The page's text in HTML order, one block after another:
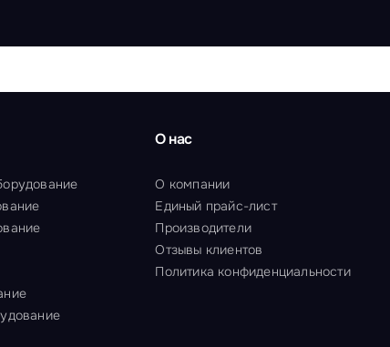
О нас
О компании
Единый прайс-лист
Производители
Отзывы клиентов
Политика конфиденциальности